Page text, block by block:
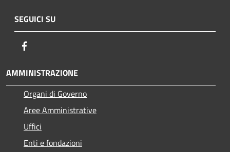
SEGUICI SU
AMMINISTRAZIONE
Organi di Governo
Aree Amministrative
Uffici
Enti e fondazioni